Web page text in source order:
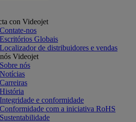
con Videojet
Contate-nos
Escritórios Globais
Localizador de distribuidores e vendas
Videojet
Sobre nós
Notícias
Carreiras
História
Integridade e conformidade
Conformidade com a iniciativa RoHS
Sustentabilidade